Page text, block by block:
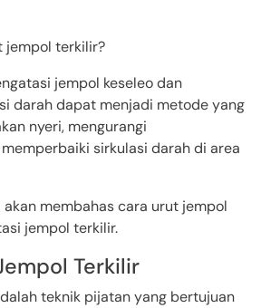
jempol terkilir?
jempol keseleo dan
darah dapat menjadi metode yang
nyeri, mengurangi
sirkulasi darah di area
membahas cara urut jempol
jempol terkilir.
Terkilir
teknik pijatan yang bertujuan